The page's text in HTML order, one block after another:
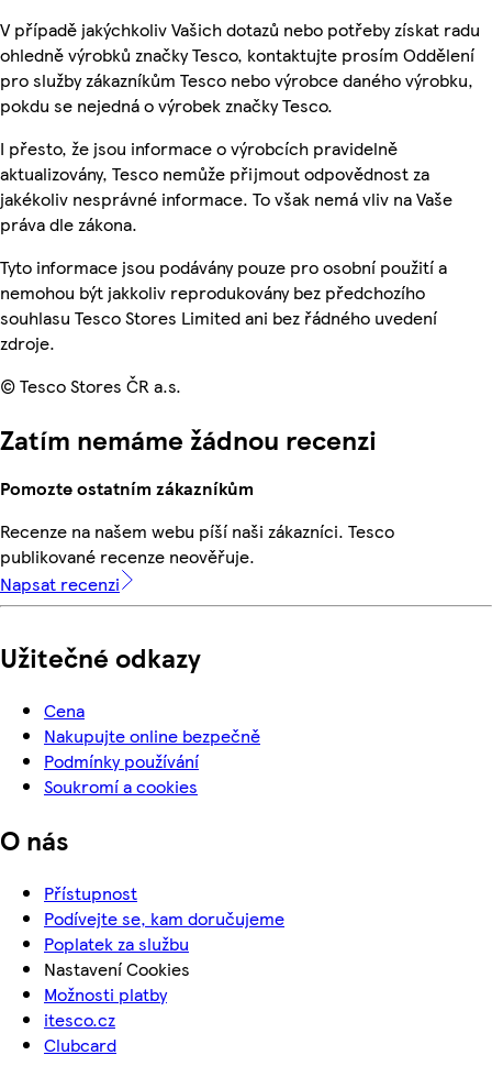
V případě jakýchkoliv Vašich dotazů nebo potřeby získat radu
ohledně výrobků značky Tesco, kontaktujte prosím Oddělení
pro služby zákazníkům Tesco nebo výrobce daného výrobku,
pokdu se nejedná o výrobek značky Tesco.
I přesto, že jsou informace o výrobcích pravidelně
aktualizovány, Tesco nemůže přijmout odpovědnost za
jakékoliv nesprávné informace. To však nemá vliv na Vaše
práva dle zákona.
Tyto informace jsou podávány pouze pro osobní použití a
nemohou být jakkoliv reprodukovány bez předchozího
souhlasu Tesco Stores Limited ani bez řádného uvedení
zdroje.
© Tesco Stores ČR a.s.
Zatím nemáme žádnou recenzi
Pomozte ostatním zákazníkům
Recenze na našem webu píší naši zákazníci. Tesco
publikované recenze neověřuje.
Napsat recenzi
Užitečné odkazy
Cena
Nakupujte online bezpečně
Podmínky používání
Soukromí a cookies
O nás
Přístupnost
Podívejte se, kam doručujeme
Poplatek za službu
Nastavení Cookies
Možnosti platby
itesco.cz
Clubcard